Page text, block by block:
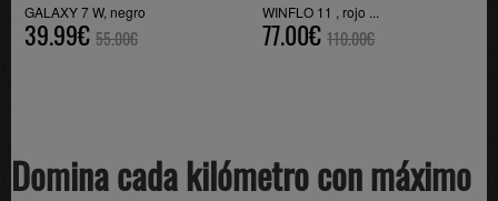
GALAXY 7 W, negro
39.99€ 55.00€
WINFLO 11 , rojo ...
77.00€ 110.00€
Domina cada kilómetro con máximo